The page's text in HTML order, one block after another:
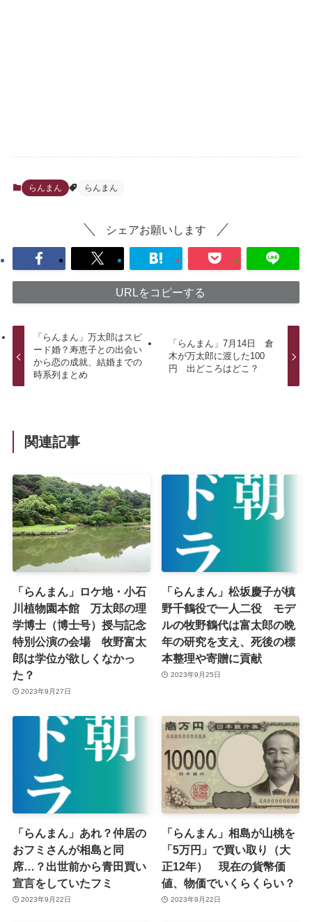
らんまん らんまん
シェアお願いします
URLをコピーする
「らんまん」万太郎はスピ
ード婚？寿恵子との出会い
から恋の成就、結婚までの
時系列まとめ
「らんまん」7月14日 倉
木が万太郎に渡した100
円 出どころはどこ？
関連記事
「らんまん」ロケ地・小石
川植物園本館 万太郎の理
学博士（博士号）授与記念
特別公演の会場 牧野富太
郎は学位が欲しくなかっ
た？
2023年9月27日
「らんまん」松坂慶子が槙
野千鶴役で一人二役 モデ
ルの牧野鶴代は富太郎の晩
年の研究を支え、死後の標
本整理や寄贈に貢献
2023年9月25日
「らんまん」あれ？仲居の
おフミさんが相島と同
席…？出世前から青田買い
宣言をしていたフミ
2023年9月22日
「らんまん」相島が山桃を
「5万円」で買い取り（大
正12年） 現在の貨幣価
値、物価でいくらくらい？
2023年9月22日